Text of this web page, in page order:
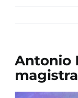
TURISMO
Antonio